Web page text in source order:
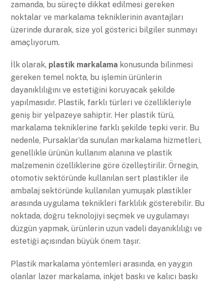
zamanda, bu süreçte dikkat edilmesi gereken
noktalar ve markalama tekniklerinin avantajları
üzerinde durarak, size yol gösterici bilgiler sunmayı
amaçlıyorum.
İlk olarak, plastik markalama konusunda bilinmesi
gereken temel nokta, bu işlemin ürünlerin
dayanıklılığını ve estetiğini koruyacak şekilde
yapılmasıdır. Plastik, farklı türleri ve özellikleriyle
geniş bir yelpazeye sahiptir. Her plastik türü,
markalama tekniklerine farklı şekilde tepki verir. Bu
nedenle, Pursaklar’da sunulan markalama hizmetleri,
genellikle ürünün kullanım alanına ve plastik
malzemenin özelliklerine göre özelleştirilir. Örneğin,
otomotiv sektöründe kullanılan sert plastikler ile
ambalaj sektöründe kullanılan yumuşak plastikler
arasında uygulama teknikleri farklılık gösterebilir. Bu
noktada, doğru teknolojiyi seçmek ve uygulamayı
düzgün yapmak, ürünlerin uzun vadeli dayanıklılığı ve
estetiği açısından büyük önem taşır.
Plastik markalama yöntemleri arasında, en yaygın
olanlar lazer markalama, inkjet baskı ve kalıcı baskı